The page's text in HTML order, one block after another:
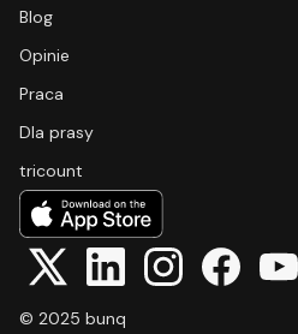
Blog
Opinie
Praca
Dla prasy
tricount
© 2025 bunq